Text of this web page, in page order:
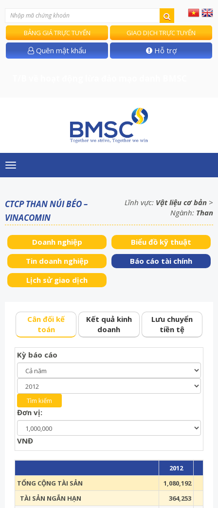
BẢNG GIÁ TRỰC TUYẾN GIAO DỊCH TRỰC TUYẾN
Quên mật khẩu Hỗ trợ
Toggle
navigation
CTCP THAN NÚI BÉO –
VINACOMIN
Lĩnh vực: Vật liệu cơ bản >
Ngành: Than
Doanh nghiệp
Biểu đồ kỹ thuật
Tin doanh nghiệp
Báo cáo tài chính
Lịch sử giao dịch
Cân đối kế
toán
Kết quả kinh
doanh
Lưu chuyển
tiền tệ
Kỳ báo cáo
Đơn vị:
VNĐ
2012
TỔNG CỘNG TÀI SẢN
1,080,192
TÀI SẢN NGẮN HẠN
364,253